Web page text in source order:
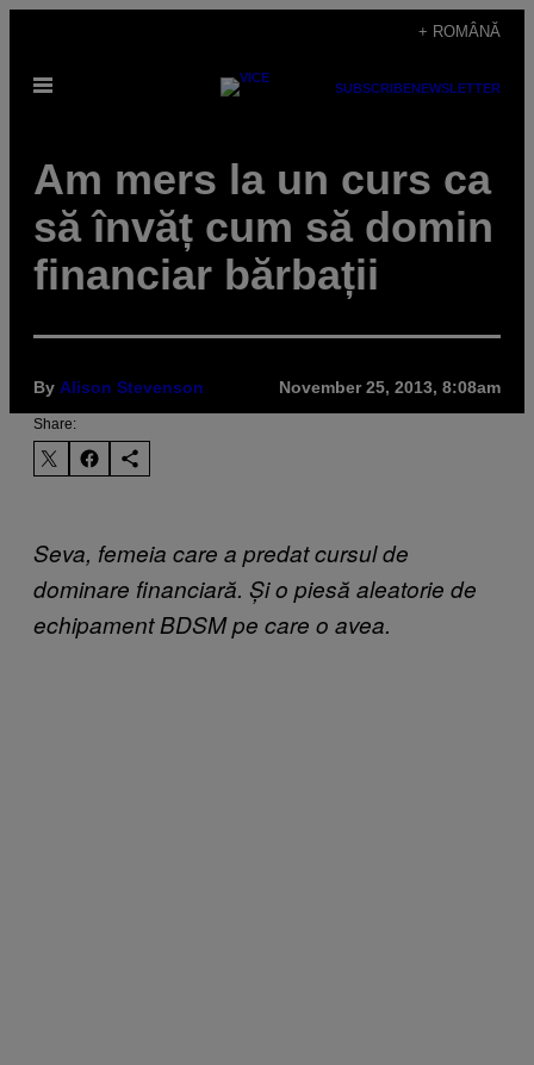
content
+ ROMÂNĂ
Open
SUBSCRIBENEWSLETTER
Am mers la un curs ca
să învăț cum să domin
financiar bărbații
By Alison Stevenson November 25, 2013, 8:08am
Share:
Seva, femeia care a predat cursul de
dominare financiară. Și o piesă aleatorie de
echipament BDSM pe care o avea.